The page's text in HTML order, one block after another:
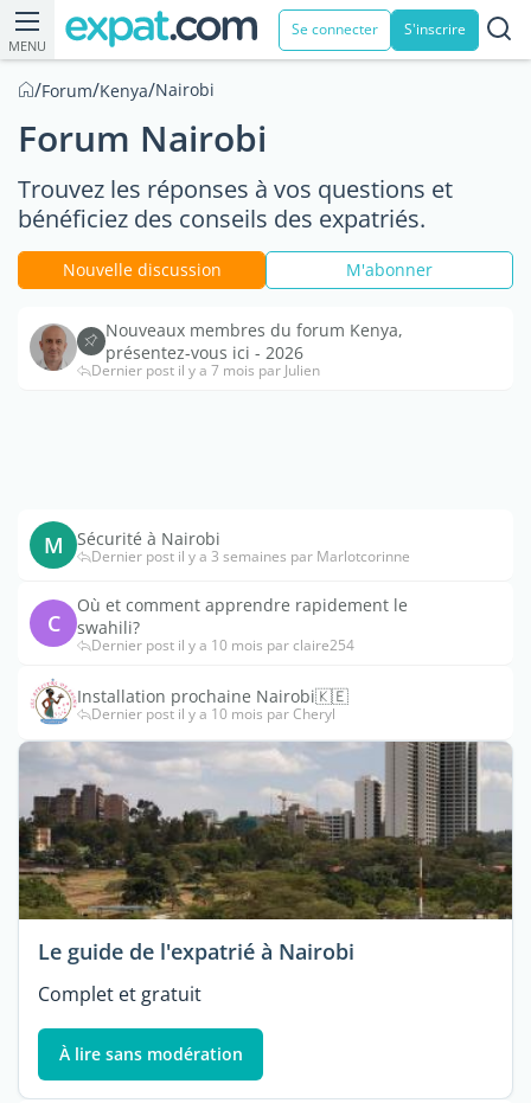
MENU
Se connecter S'inscrire
/Forum/Kenya/Nairobi
Forum Nairobi
Trouvez les réponses à vos questions et
bénéficiez des conseils des expatriés.
Nouvelle discussion M'abonner
Nouveaux membres du forum Kenya,
présentez-vous ici - 2026
Dernier post il y a 7 mois par Julien
M Sécurité à Nairobi
Dernier post il y a 3 semaines par Marlotcorinne
C
Où et comment apprendre rapidement le
swahili?
Dernier post il y a 10 mois par claire254
Installation prochaine Nairobi🇰🇪
Dernier post il y a 10 mois par Cheryl
Le guide de l'expatrié à Nairobi
Complet et gratuit
À lire sans modération